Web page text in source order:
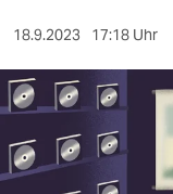
sport
berlin
nord
18.9.2023 17:18 Uhr